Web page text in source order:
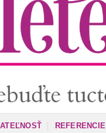
REFERENCIE